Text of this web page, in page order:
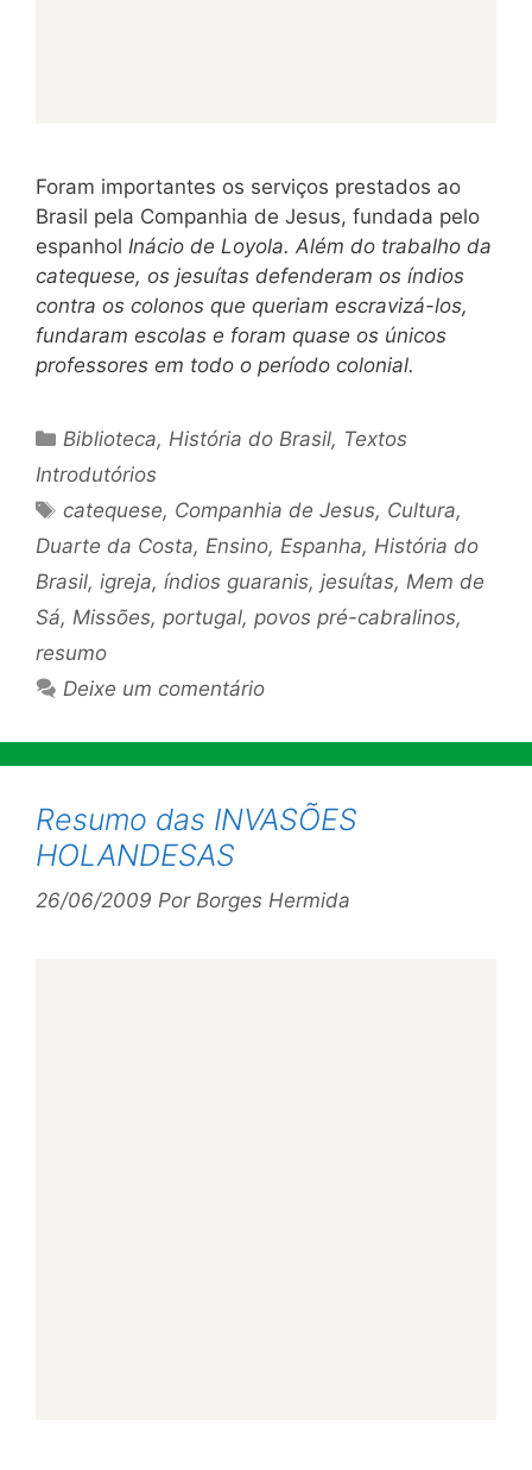
Foram importantes os serviços prestados ao
Brasil pela Companhia de Jesus, fundada pelo
espanhol Inácio de Loyola. Além do trabalho da
catequese, os jesuítas defenderam os índios
contra os colonos que queriam escravizá-los,
fundaram escolas e foram quase os únicos
professores em todo o período colonial.
Categorias
Biblioteca, História do Brasil, Textos
Introdutórios
Tags
catequese, Companhia de Jesus, Cultura,
Duarte da Costa, Ensino, Espanha, História do
Brasil, igreja, índios guaranis, jesuítas, Mem de
Sá, Missões, portugal, povos pré-cabralinos,
resumo
Deixe um comentário
Resumo das INVASÕES
HOLANDESAS
26/06/2009 Por Borges Hermida